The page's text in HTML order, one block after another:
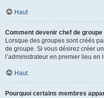
Haut
Comment devenir chef de groupe
Lorsque des groupes sont créés
de groupe. Si vous désirez créer
l’administrateur en premier lieu
Haut
Pourquoi certains membres